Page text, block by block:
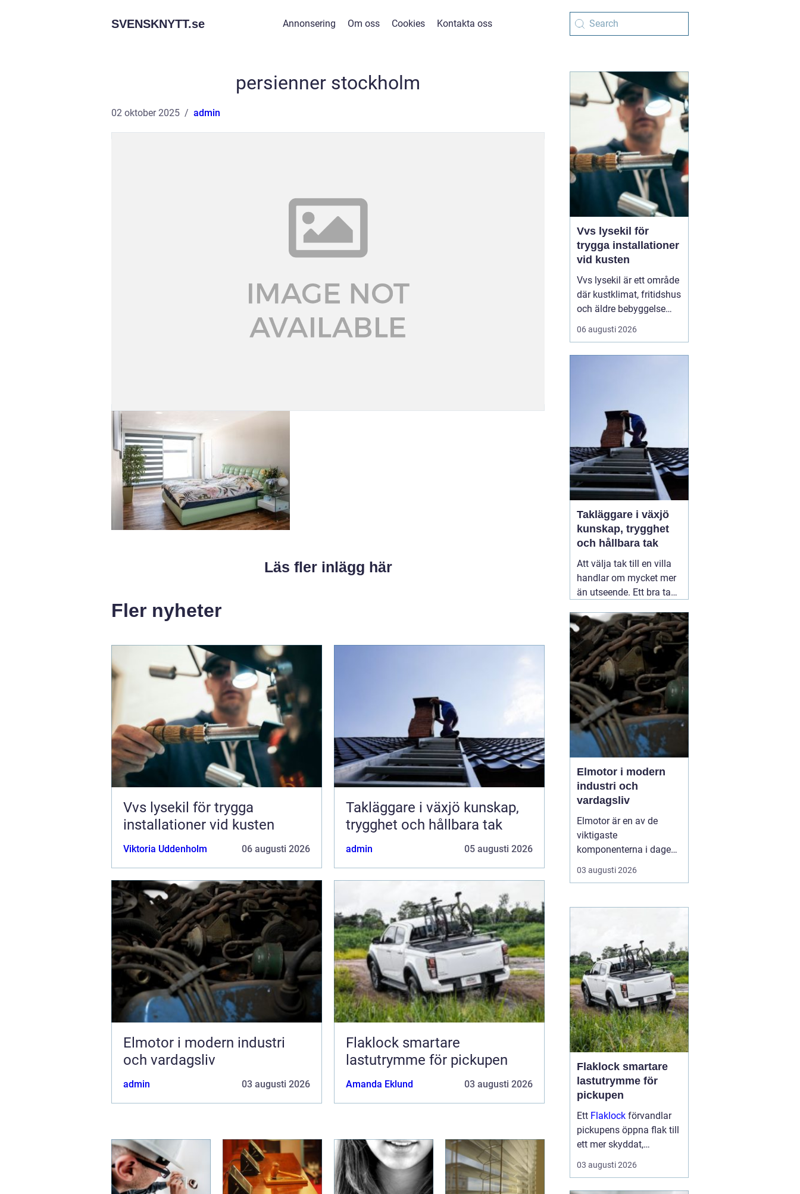
SVENSKNYTT.se Annonsering Om oss Cookies Kontakta oss
persienner stockholm
02 oktober 2025 admin
Läs fler inlägg här
Fler nyheter
Vvs lysekil för trygga
installationer vid kusten
Viktoria Uddenholm 06 augusti 2026
Takläggare i växjö kunskap,
trygghet och hållbara tak
admin 05 augusti 2026
Elmotor i modern industri
och vardagsliv
admin 03 augusti 2026
Flaklock smartare
lastutrymme för pickupen
Amanda Eklund 03 augusti 2026
Vvs lysekil för
trygga installationer
vid kusten
Vvs lysekil är ett område
där kustklimat, fritidshus
och äldre bebyggelse
ställer extra höga krav
på rörarbeten,
av återkommande
säsongsproblem, akuta
läckage och behov...
06 augusti 2026
Takläggare i växjö
kunskap, trygghet
och hållbara tak
Att välja tak till en villa
handlar om mycket mer
än utseende. Ett bra tak
snö, blåst och fukt, och
påverkar både
inomhusklimat och
ekonomi. I en stad med
skiftande väder som
Växjö blir valet av
material, utförande05
augusti 2026
Elmotor i modern
industri och
vardagsliv
Elmotor är en av de
viktigaste
komponenterna i dagens
samhälle, från små
hushållsapparater till
En väl vald och rättskött
03 augusti 2026
Flaklock smartare
lastutrymme för
pickupen
Ett Flaklock förvandlar
pickupens öppna flak till
ett mer skyddat,
praktiskt och ibland
också mer bränslesnålt
03 augusti 2026